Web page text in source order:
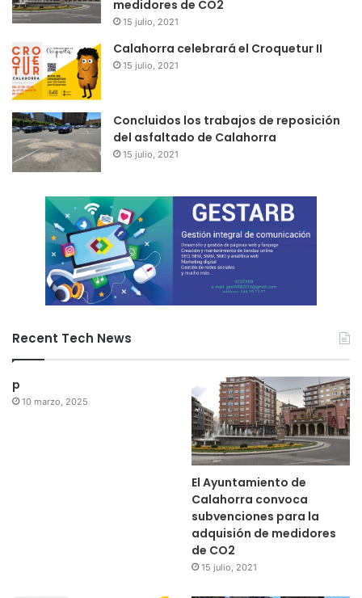
medidores de CO2
15 julio, 2021
Calahorra celebrará el Croquetur II
15 julio, 2021
Concluidos los trabajos de reposición
del asfaltado de Calahorra
15 julio, 2021
Recent Tech News
p
10 marzo, 2025
El Ayuntamiento de
Calahorra convoca
subvenciones para la
adquisión de medidores
de CO2
15 julio, 2021